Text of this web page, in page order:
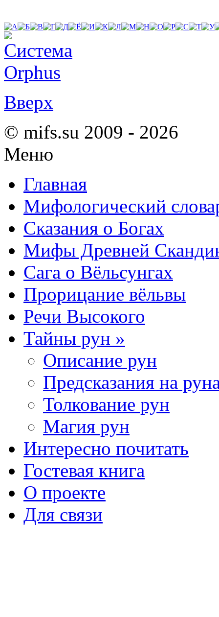
Вверх
© mifs.su 2009 - 2026
Меню
Главная
Мифологический
Сказания о Богах
Мифы Древней
Сага о Вёльсунгах
Прорицание вёльвы
Речи Высокого
Тайны рун »
Описание рун
Предсказания на
Толкование рун
Магия рун
Интересно почитать
Гостевая книга
О проекте
Для связи